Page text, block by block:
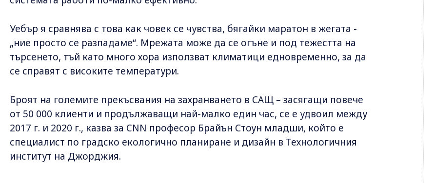
Уебър я сравнява с това как човек се чувства, бягайки маратон в жегата -
„ние просто се разпадаме“. Мрежата може да се огъне и под тежестта на
търсенето, тъй като много хора използват климатици едновременно, за да
се справят с високите температури.
Броят на големите прекъсвания на захранването в САЩ – засягащи повече
от 50 000 клиенти и продължаващи най-малко един час, се е удвоил между
2017 г. и 2020 г., казва за CNN професор Брайън Стоун младши, който е
специалист по градско екологично планиране и дизайн в Технологичния
институт на Джорджия.